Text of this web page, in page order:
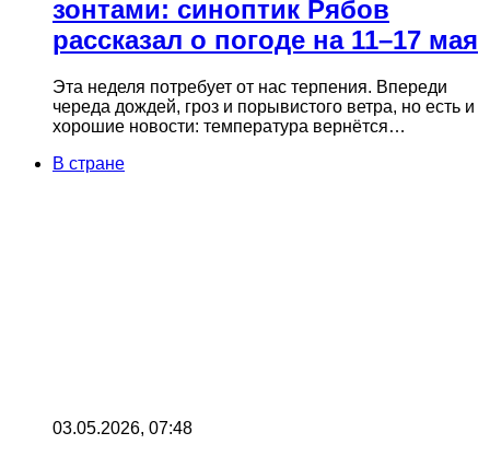
зонтами: синоптик Рябов
рассказал о погоде на 11–17 мая
Эта неделя потребует от нас терпения. Впереди
череда дождей, гроз и порывистого ветра, но есть и
хорошие новости: температура вернётся…
В стране
03.05.2026, 07:48